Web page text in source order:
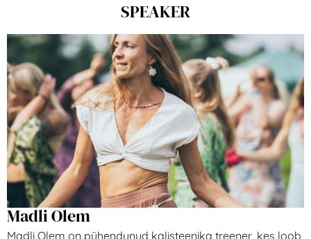
SPEAKER
Madli Olem
Madli Olem on pühendunud kalisteenika treener, kes loob